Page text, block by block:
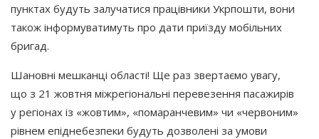
пунктах будуть залучатися працівники Укрпошти, вони
також інформуватимуть про дати приїзду мобільних
бригад.
Шановні мешканці області! Ще раз звертаємо увагу,
що з 21 жовтня міжрегіональні перевезення пасажирів
у регіонах із «жовтим», «помаранчевим» чи «червоним»
рівнем епіднебезпеки будуть дозволені за умови